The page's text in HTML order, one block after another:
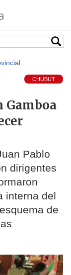
CHUBUT
Gamboa
Pablo
dirigentes
interna del
de